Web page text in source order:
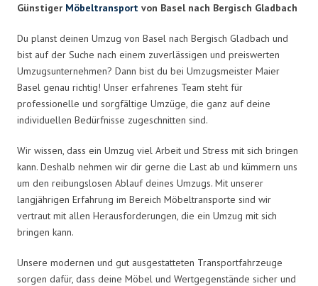
Günstiger Möbeltransport von Basel nach Bergisch Gladbach
Du planst deinen Umzug von Basel nach Bergisch Gladbach und
bist auf der Suche nach einem zuverlässigen und preiswerten
Umzugsunternehmen? Dann bist du bei Umzugsmeister Maier
Basel genau richtig! Unser erfahrenes Team steht für
professionelle und sorgfältige Umzüge, die ganz auf deine
individuellen Bedürfnisse zugeschnitten sind.
Wir wissen, dass ein Umzug viel Arbeit und Stress mit sich bringen
kann. Deshalb nehmen wir dir gerne die Last ab und kümmern uns
um den reibungslosen Ablauf deines Umzugs. Mit unserer
langjährigen Erfahrung im Bereich Möbeltransporte sind wir
vertraut mit allen Herausforderungen, die ein Umzug mit sich
bringen kann.
Unsere modernen und gut ausgestatteten Transportfahrzeuge
sorgen dafür, dass deine Möbel und Wertgegenstände sicher und